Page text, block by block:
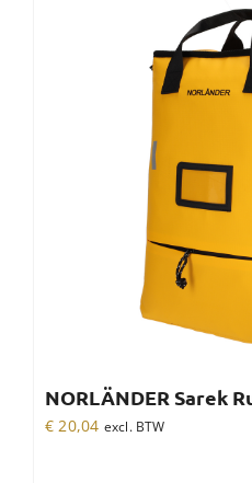
NORLÄNDER Sarek
€ 20,04 excl. BTW